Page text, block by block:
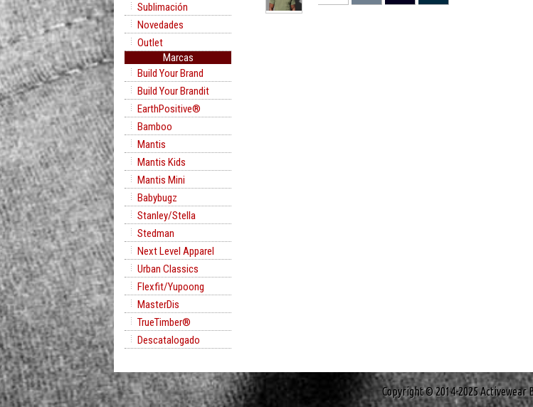
Sublimación
Novedades
Outlet
Marcas
Build Your Brand
Build Your Brandit
EarthPositive®
Bamboo
Mantis
Mantis Kids
Mantis Mini
Babybugz
Stanley/Stella
Stedman
Next Level Apparel
Urban Classics
Flexfit/Yupoong
MasterDis
TrueTimber®
Descatalogado
Copyright © 2014-2025 Activewear